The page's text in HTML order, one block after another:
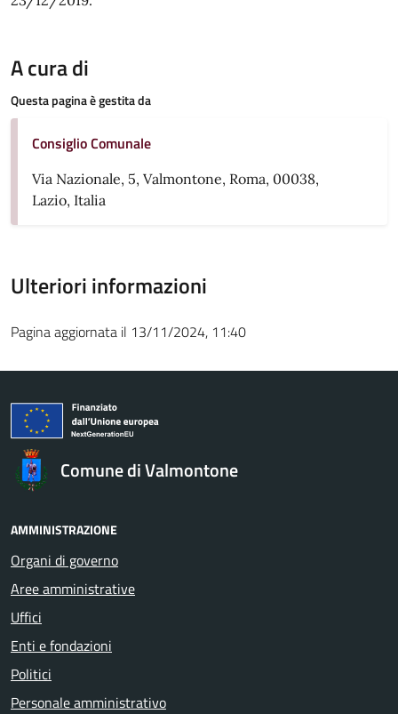
A cura di
Questa pagina è gestita da
Consiglio Comunale
Via Nazionale, 5, Valmontone, Roma, 00038,
Lazio, Italia
Ulteriori informazioni
Pagina aggiornata il 13/11/2024, 11:40
Comune di Valmontone
AMMINISTRAZIONE
Organi di governo
Aree amministrative
Uffici
Enti e fondazioni
Politici
Personale amministrativo